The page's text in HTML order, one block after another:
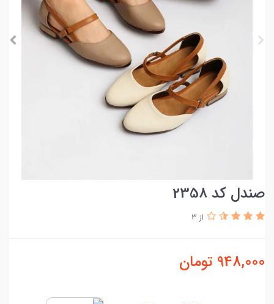
صندل کد 2358
از 3
948,000 تومان